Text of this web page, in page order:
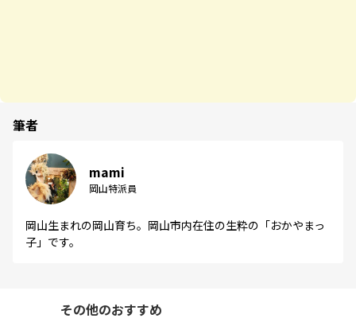
筆者
mami
岡山特派員
岡山生まれの岡山育ち。岡山市内在住の生粋の「おかやまっ
子」です。
その他のおすすめ